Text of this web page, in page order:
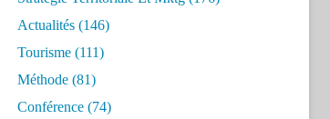
Actualités (146)
Tourisme (111)
Méthode (81)
Conférence (74)